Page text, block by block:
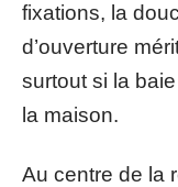
fixations, la
d’ouverture
surtout si la
la maison.
Au centre de la